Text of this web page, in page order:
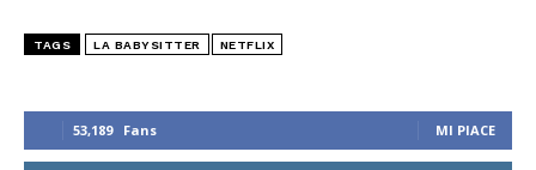
53,189 Fans MI PIACE
TAGS LA BABYSITTER NETFLIX